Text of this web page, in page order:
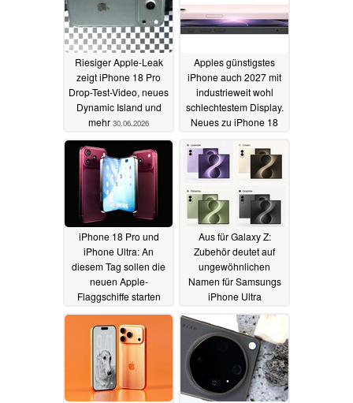
Riesiger Apple-Leak
zeigt iPhone 18 Pro
Drop-Test-Video, neues
Dynamic Island und
mehr 30.06.2026
Apples günstigstes
iPhone auch 2027 mit
industrieweit wohl
schlechtestem Display.
Neues zu iPhone 18
29.06.2026
iPhone 18 Pro und
iPhone Ultra: An
diesem Tag sollen die
neuen Apple-
Flaggschiffe starten
29.06.2026
Aus für Galaxy Z:
Zubehör deutet auf
ungewöhnlichen
Namen für Samsungs
iPhone Ultra
28.06.2026